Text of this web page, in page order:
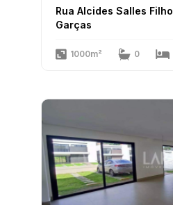
Rua Alcides Salles Filho
Garças
1000m² 0